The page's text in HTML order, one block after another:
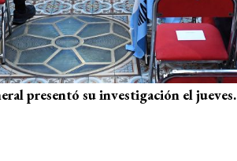
presentó su investigación el jueves.